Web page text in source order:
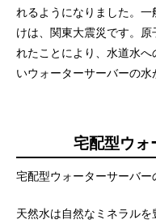
れるようになりました。
けは、関東大震災です。
れたことにより、水道水
いウォーターサーバーの水
宅配型ウォ
宅配型ウォーターサーバー
天然水は自然なミネラル